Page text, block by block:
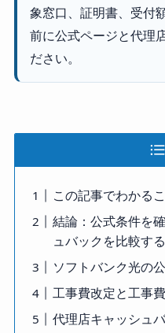
象窓口、証明書、受付
前に公式ページと代理
ださい。
この記事でわかる
結論：公式条件を
ュバックを比較する
ソフトバンク光の
工事費改定と工事
代理店キャッシュ